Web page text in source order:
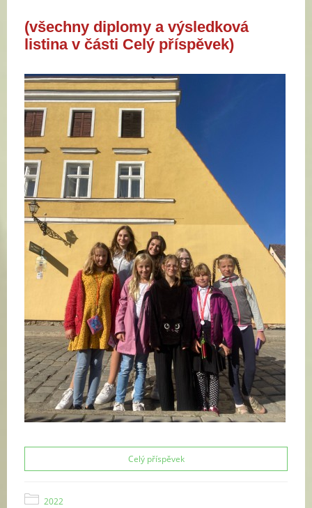
(všechny diplomy a výsledková
listina v části Celý příspěvek)
Celý příspěvek
2022